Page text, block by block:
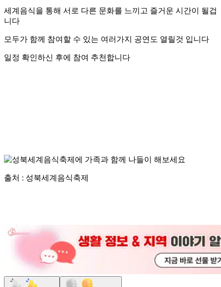
세계음식을 통해 서로 다른 문화를 느끼고 즐거운 시간이 될겁
니다
모두가 함께 참여할 수 있는 여러가지 공연도 열릴것 입니다
일정 확인하신 후에 참여 추천합니다
출처 : 성북세계음식축제